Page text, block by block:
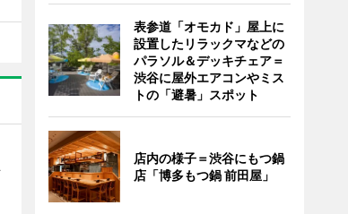
表参道「オモカド」屋上に
設置したリラックマなどの
パラソル＆デッキチェア＝
渋谷に屋外エアコンやミス
トの「避暑」スポット
店内の様子＝渋谷にもつ鍋
店「博多もつ鍋 前田屋」